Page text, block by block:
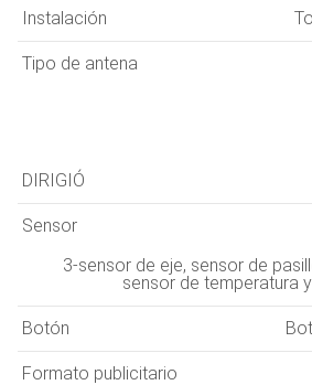
Instalación
Tipo de antena
DIRIGIÓ
Sensor
3-sensor de eje, sensor de
sensor de temperatura
Botón
Formato publicitario